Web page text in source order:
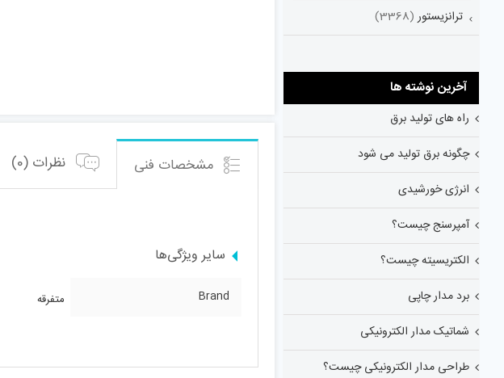
مشخصات فنی نظرات (0)
سایر ویژگی‌ها
Brand متفرقه
ترانزیستور (3368)
آخرین نوشته ها
راه های تولید برق
چگونه برق تولید می شود
انرژی خورشیدی
آمپرسنج چیست؟
الکتریسیته چیست؟
برد مدار چاپی
شماتیک مدار الکترونیکی
طراحی مدار الکترونیکی چیست؟